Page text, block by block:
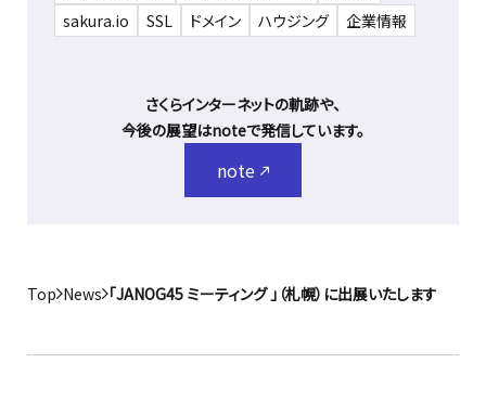
sakura.io
SSL ドメイン ハウジング 企業情報
さくらインターネットの軌跡や、
今後の展望はnoteで発信しています。
note
Top News 「JANOG45 ミーティング 」（札幌）に出展いたします